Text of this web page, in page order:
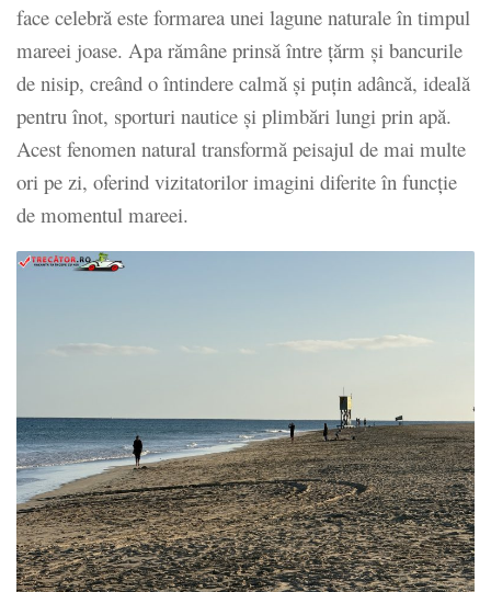
face celebră este formarea unei lagune naturale în timpul
mareei joase. Apa rămâne prinsă între țărm și bancurile
de nisip, creând o întindere calmă și puțin adâncă, ideală
pentru înot, sporturi nautice și plimbări lungi prin apă.
Acest fenomen natural transformă peisajul de mai multe
ori pe zi, oferind vizitatorilor imagini diferite în funcție
de momentul mareei.